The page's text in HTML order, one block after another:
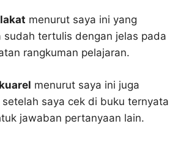
menurut saya ini yang
sudah tertulis dengan jelas pada
rangkuman pelajaran.
menurut saya ini juga
setelah saya cek di buku ternyata
jawaban pertanyaan lain.